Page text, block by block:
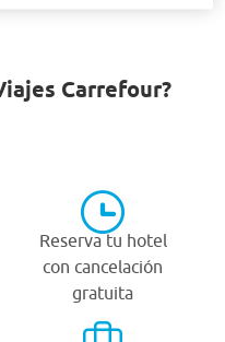
Carrefour?
Reserva tu hotel
con cancelación
gratuita